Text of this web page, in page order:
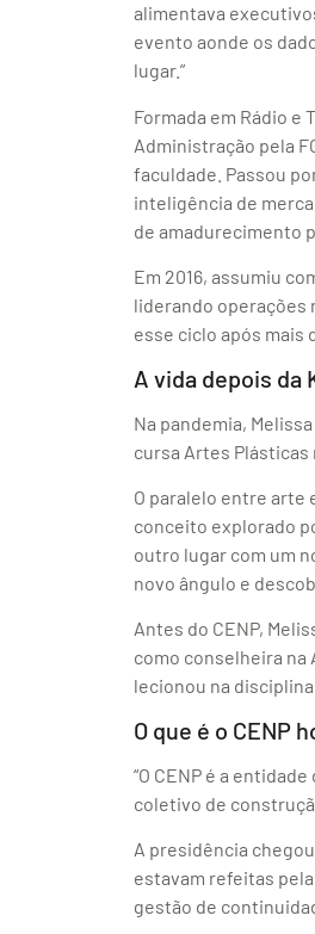
alimentava
evento aonde os
lugar.”
Formada em Rádio e
Administração pela
faculdade. Passou
inteligência de
de amadurecimento
Em 2016, assumiu
liderando operações
esse ciclo após mais
A vida depois da
Na pandemia,
cursa Artes Plásticas
O paralelo entre arte
conceito explorado
outro lugar com um
novo ângulo e
Antes do CENP,
como conselheira na
lecionou na
O que é o CENP
“O CENP é a
coletivo de
A presidência
estavam refeitas
gestão de